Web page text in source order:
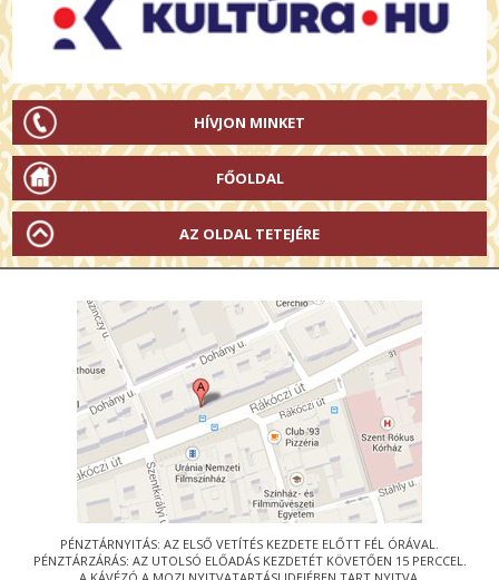
HÍVJON MINKET
FŐOLDAL
AZ OLDAL TETEJÉRE
PÉNZTÁRNYITÁS: AZ ELSŐ VETÍTÉS KEZDETE ELŐTT FÉL ÓRÁVAL.
PÉNZTÁRZÁRÁS: AZ UTOLSÓ ELŐADÁS KEZDETÉT KÖVETŐEN 15 PERCCEL.